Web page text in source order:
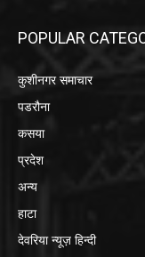
POPULAR
कुशीनगर समाचार
पडरौना
कसया
प्रदेश
अन्य
हाटा
देवरिया न्यूज़ हिन्दी